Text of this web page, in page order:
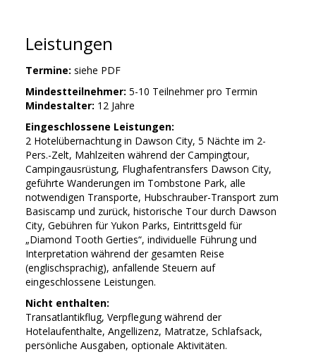
Leistungen
Termine: siehe PDF
Mindestteilnehmer: 5-10 Teilnehmer pro Termin
Mindestalter: 12 Jahre
Eingeschlossene Leistungen:
2 Hotelübernachtung in Dawson City, 5 Nächte im 2-
Pers.-Zelt, Mahlzeiten während der Campingtour,
Campingausrüstung, Flughafentransfers Dawson City,
geführte Wanderungen im Tombstone Park, alle
notwendigen Transporte, Hubschrauber-Transport zum
Basiscamp und zurück, historische Tour durch Dawson
City, Gebühren für Yukon Parks, Eintrittsgeld für
„Diamond Tooth Gerties“, individuelle Führung und
Interpretation während der gesamten Reise
(englischsprachig), anfallende Steuern auf
eingeschlossene Leistungen.
Nicht enthalten:
Transatlantikflug, Verpflegung während der
Hotelaufenthalte, Angellizenz, Matratze, Schlafsack,
persönliche Ausgaben, optionale Aktivitäten.